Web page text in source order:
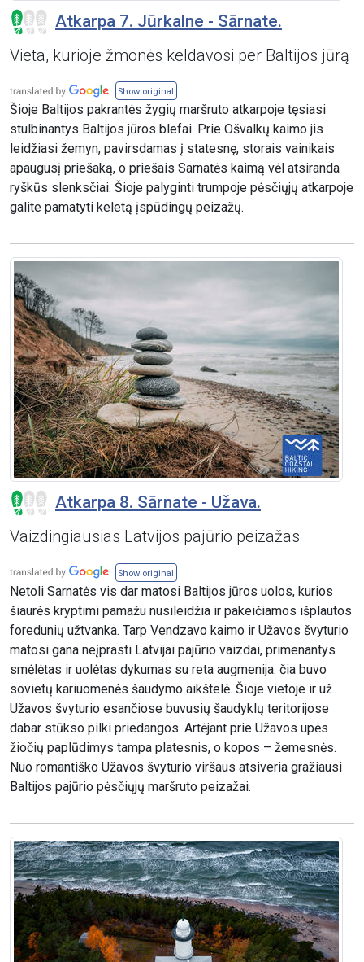
Atkarpa 7. Jūrkalne - Sārnate.
Vieta, kurioje žmonės keldavosi per Baltijos jūrą
Show original
Šioje Baltijos pakrantės žygių maršruto atkarpoje tęsiasi
stulbinantys Baltijos jūros blefai. Prie Ošvalkų kaimo jis
leidžiasi žemyn, pavirsdamas į statesnę, storais vainikais
apaugusį priešaką, o priešais Sarnatės kaimą vėl atsiranda
ryškūs slenksčiai. Šioje palyginti trumpoje pėsčiųjų atkarpoje
galite pamatyti keletą įspūdingų peizažų.
Atkarpa 8. Sārnate - Užava.
Vaizdingiausias Latvijos pajūrio peizažas
Show original
Netoli Sarnatės vis dar matosi Baltijos jūros uolos, kurios
šiaurės kryptimi pamažu nusileidžia ir pakeičiamos išplautos
foredunių užtvanka. Tarp Vendzavo kaimo ir Užavos švyturio
matosi gana neįprasti Latvijai pajūrio vaizdai, primenantys
smėlėtas ir uolėtas dykumas su reta augmenija: čia buvo
sovietų kariuomenės šaudymo aikštelė. Šioje vietoje ir už
Užavos švyturio esančiose buvusių šaudyklų teritorijose
dabar stūkso pilki priedangos. Artėjant prie Užavos upės
žiočių paplūdimys tampa platesnis, o kopos – žemesnės.
Nuo romantiško Užavos švyturio viršaus atsiveria gražiausi
Baltijos pajūrio pėsčiųjų maršruto peizažai.